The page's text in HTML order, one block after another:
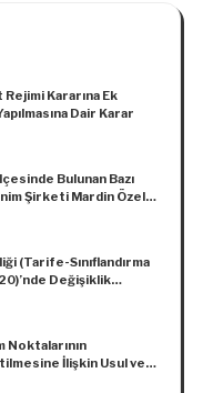
Kararına Ek
Dair Karar
Bulunan Bazı
Şirketi Mardin Özel
(Tarife-Sınıflandırma
Değişiklik
İlişkin Usul ve